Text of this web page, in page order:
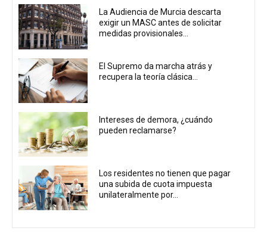
La Audiencia de Murcia descarta
exigir un MASC antes de solicitar
medidas provisionales...
El Supremo da marcha atrás y
recupera la teoría clásica...
Intereses de demora, ¿cuándo
pueden reclamarse?
Los residentes no tienen que pagar
una subida de cuota impuesta
unilateralmente por...